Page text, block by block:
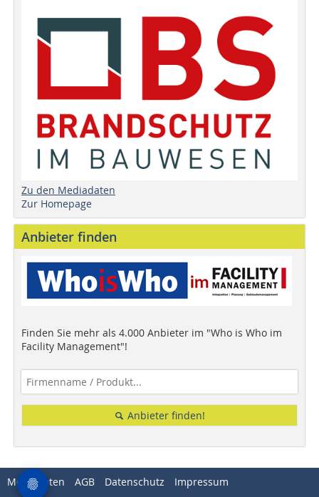
Zu den Mediadaten
Zur Homepage
Anbieter finden
Finden Sie mehr als 4.000 Anbieter im "Who is Who im
Facility Management"!
Anbieter finden!
Mediadaten AGB Datenschutz
Impressum